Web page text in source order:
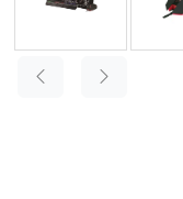
AUDIO,
VIDEO